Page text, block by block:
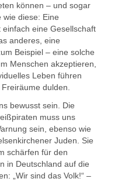
können – und sogar
wie diese: Eine
eine Gesellschaft
anderes, eine
Beispiel – eine solche
Menschen akzeptieren,
Leben führen
dulden.
bewusst sein. Die
muss uns
sein, ebenso wie
Juden. Sie
schärfen für den
in Deutschland auf die
„Wir sind das Volk!“ –